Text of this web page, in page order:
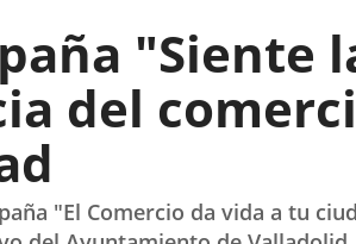
pop-
up
"Siente
del
"El Comercio da vida a tu